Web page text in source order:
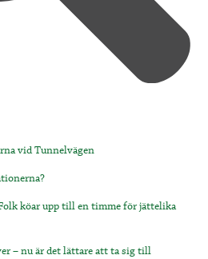
vid Tunnelvägen
köar upp till en timme för jättelika
– nu är det lättare att ta sig till